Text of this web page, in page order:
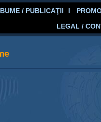
/ PUBLICAŢII
LEGAL /